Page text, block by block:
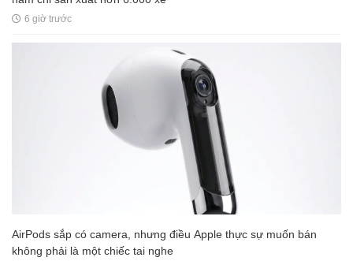
6 giờ trước
AirPods sắp có camera, nhưng điều Apple thực sự muốn bán
không phải là một chiếc tai nghe